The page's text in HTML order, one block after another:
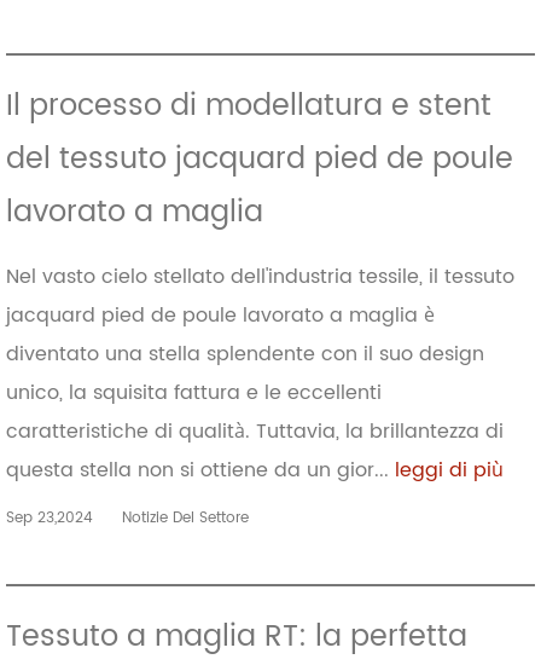
Il processo di modellatura e stent
del tessuto jacquard pied de poule
lavorato a maglia
Nel vasto cielo stellato dell'industria tessile, il tessuto
jacquard pied de poule lavorato a maglia è
diventato una stella splendente con il suo design
unico, la squisita fattura e le eccellenti
caratteristiche di qualità. Tuttavia, la brillantezza di
questa stella non si ottiene da un gior... leggi di più
Sep 23,2024 Notizie Del Settore
Tessuto a maglia RT: la perfetta